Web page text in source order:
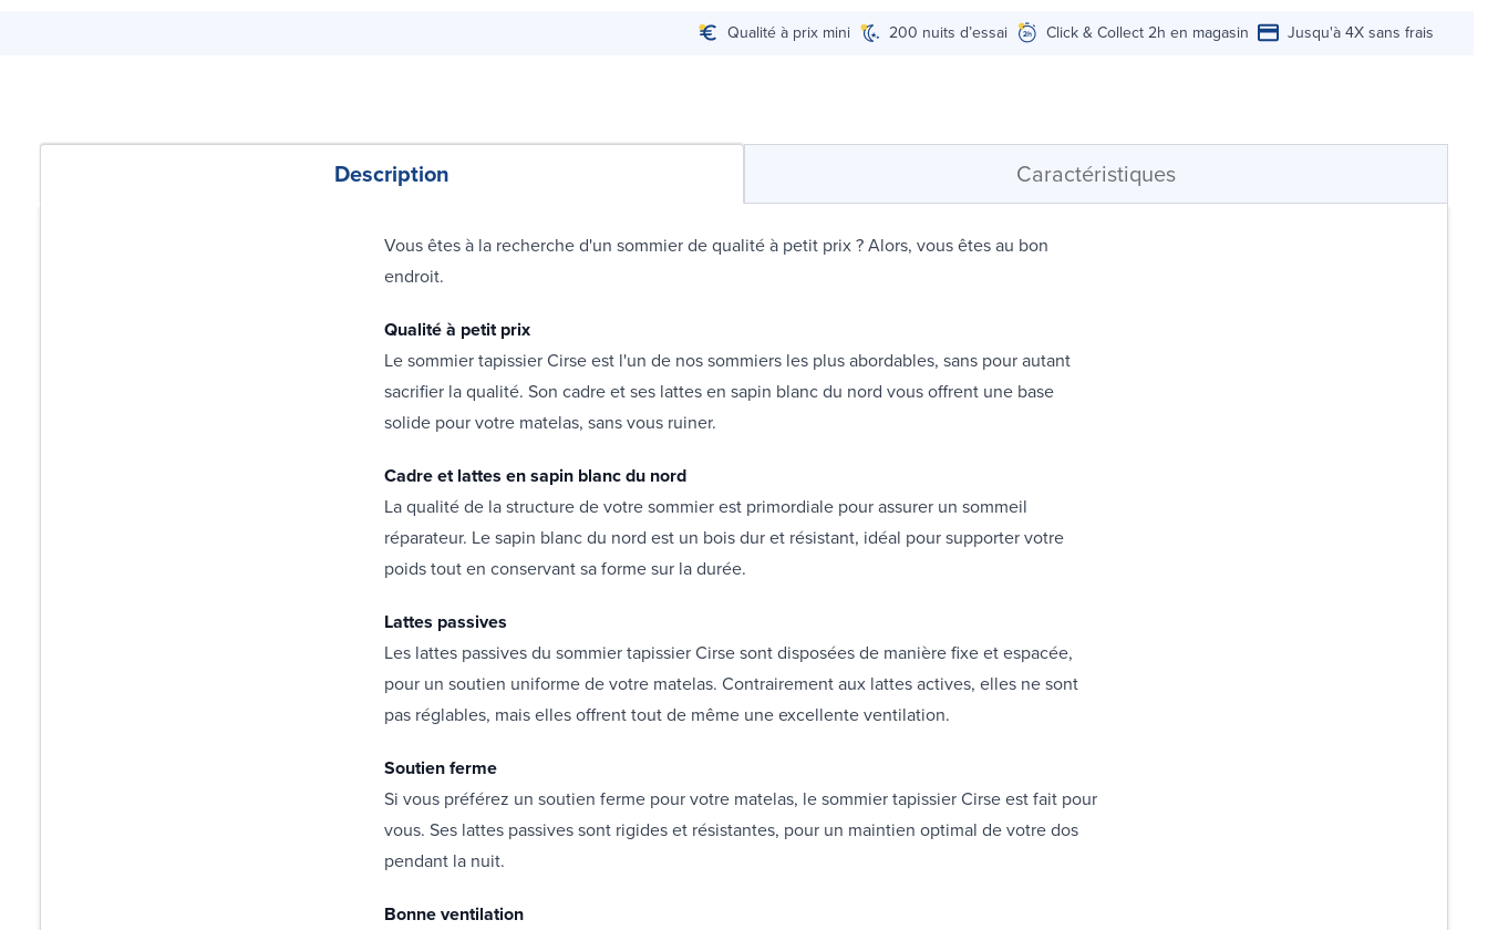
Qualité à prix mini 200 nuits d’essai Click & Collect 2h en magasin Jusqu'à 4X sans frais
Description Caractéristiques
Vous êtes à la recherche d'un sommier de qualité à petit prix ? Alors, vous êtes au bon
endroit.
Qualité à petit prix
Le sommier tapissier Cirse est l'un de nos sommiers les plus abordables, sans pour autant
sacrifier la qualité. Son cadre et ses lattes en sapin blanc du nord vous offrent une base
solide pour votre matelas, sans vous ruiner.
Cadre et lattes en sapin blanc du nord
La qualité de la structure de votre sommier est primordiale pour assurer un sommeil
réparateur. Le sapin blanc du nord est un bois dur et résistant, idéal pour supporter votre
poids tout en conservant sa forme sur la durée.
Lattes passives
Les lattes passives du sommier tapissier Cirse sont disposées de manière fixe et espacée,
pour un soutien uniforme de votre matelas. Contrairement aux lattes actives, elles ne sont
pas réglables, mais elles offrent tout de même une excellente ventilation.
Soutien ferme
Si vous préférez un soutien ferme pour votre matelas, le sommier tapissier Cirse est fait pour
vous. Ses lattes passives sont rigides et résistantes, pour un maintien optimal de votre dos
pendant la nuit.
Bonne ventilation